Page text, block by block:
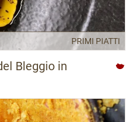
PRIMI PIATTI
Bleggio in